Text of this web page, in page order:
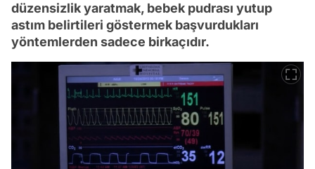
düzensizlik yaratmak, bebek pudrası yutup
astım belirtileri göstermek başvurdukları
yöntemlerden sadece birkaçıdır.